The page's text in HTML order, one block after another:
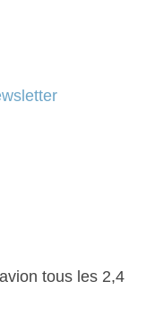
tous les 2,4